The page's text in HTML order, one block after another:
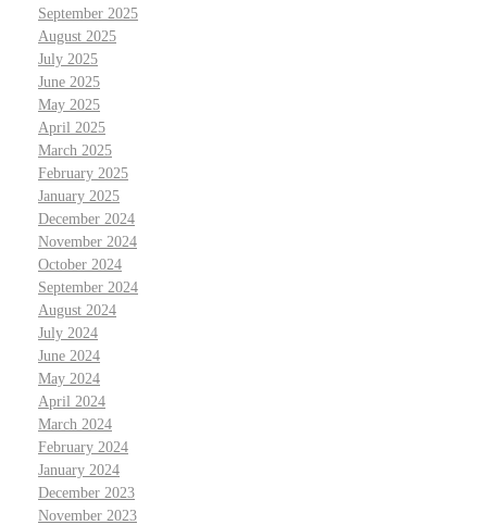
September 2025
August 2025
July 2025
June 2025
May 2025
April 2025
March 2025
February 2025
January 2025
December 2024
November 2024
October 2024
September 2024
August 2024
July 2024
June 2024
May 2024
April 2024
March 2024
February 2024
January 2024
December 2023
November 2023